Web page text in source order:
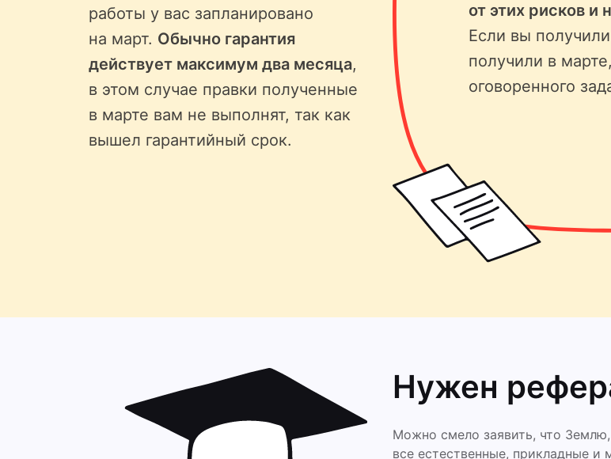
работы у вас запланировано
на март. Обычно гарантия
действует максимум два месяца,
в этом случае правки полученные
в марте вам не выполнят, так как
вышел гарантийный срок.
от этих рисков и
Если вы
получили в
оговоренного
Нужен
Можно смело заявить, что
все естественные, прикладные и